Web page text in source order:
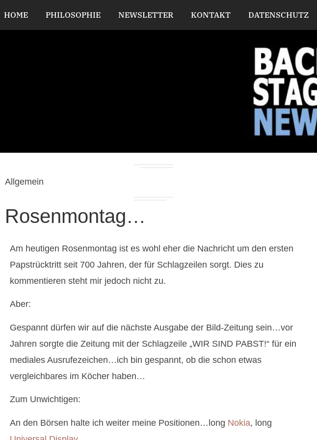
HOME PHILOSOPHIE NEWSLETTER KONTAKT DATENSCHUTZ
Allgemein
Rosenmontag…
Am heutigen Rosenmontag ist es wohl eher die Nachricht um den ersten
Papstrücktritt seit 700 Jahren, der für Schlagzeilen sorgt. Dies zu
kommentieren steht mir jedoch nicht zu.
Aber:
Gespannt dürfen wir auf die nächste Ausgabe der Bild-Zeitung sein…vor
Jahren sorgte die Zeitung mit der Schlagzeile „WIR SIND PABST!“ für ein
mediales Ausrufezeichen…ich bin gespannt, ob die schon etwas
vergleichbares im Köcher haben…
Zum Unwichtigen:
An den Börsen halte ich weiter meine Positionen…long Nokia, long